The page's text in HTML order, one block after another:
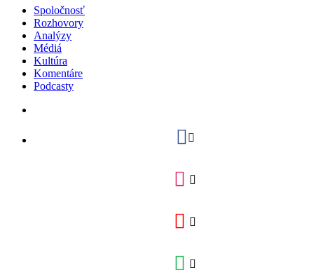
Spoločnosť
Rozhovory
Analýzy
Médiá
Kultúra
Komentáre
Podcasty